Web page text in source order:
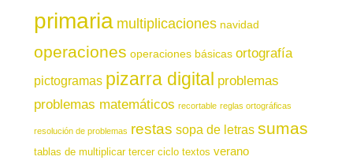
primaria multiplicaciones navidad
operaciones operaciones básicas ortografía
pictogramas pizarra digital problemas
problemas matemáticos recortable reglas ortográficas
resolución de problemas restas sopa de letras sumas
tablas de multiplicar tercer ciclo textos verano